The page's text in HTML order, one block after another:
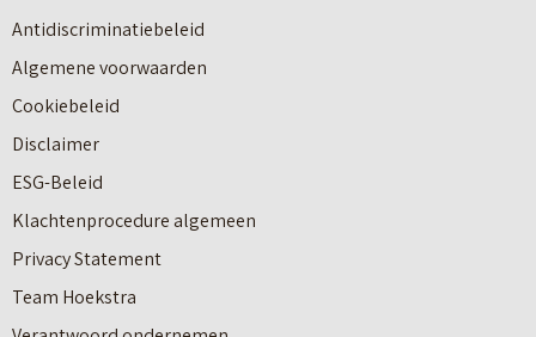
n
a
a
r
e
e
n
n
i
Antidiscriminatiebeleid
Algemene voorwaarden
Cookiebeleid
Disclaimer
ESG-Beleid
Klachtenprocedure algemeen
Privacy Statement
Team Hoekstra